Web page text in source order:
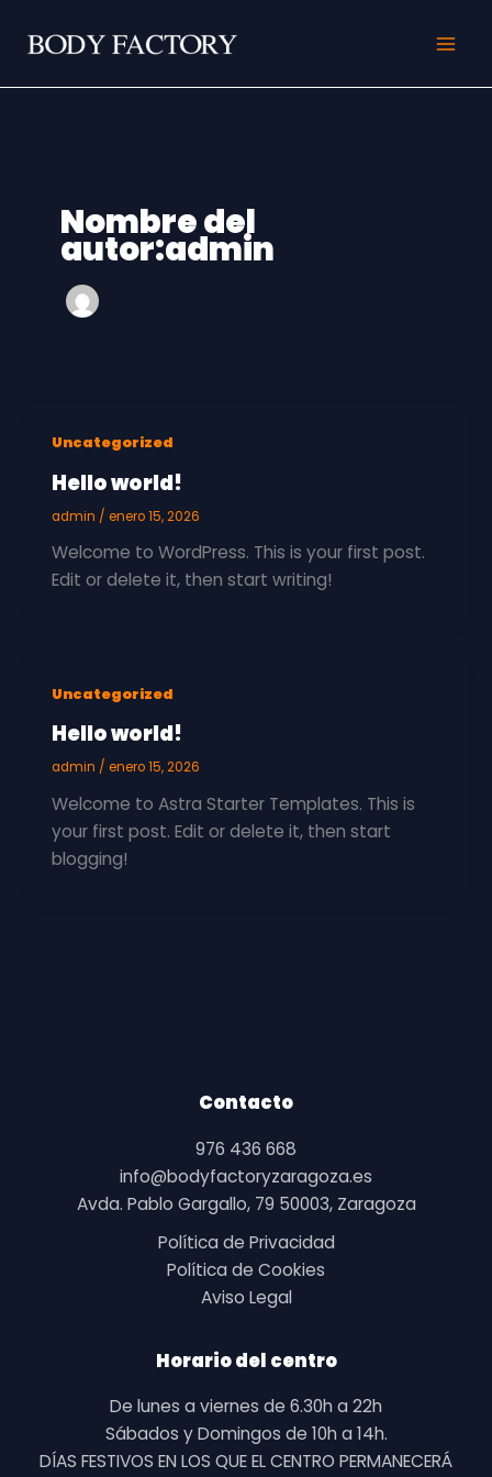
Nombre del
autor:admin
Uncategorized
Hello world!
admin /enero 15, 2026
Welcome to WordPress. This is your first post.
Edit or delete it, then start writing!
Uncategorized
Hello world!
admin /enero 15, 2026
Welcome to Astra Starter Templates. This is
your first post. Edit or delete it, then start
blogging!
Contacto
976 436 668
info@bodyfactoryzaragoza.es
Avda. Pablo Gargallo, 79 50003, Zaragoza
Política de Privacidad
Política de Cookies
Aviso Legal
Horario del centro
De lunes a viernes de 6.30h a 22h
Sábados y Domingos de 10h a 14h.
DÍAS FESTIVOS EN LOS QUE EL CENTRO PERMANECERÁ